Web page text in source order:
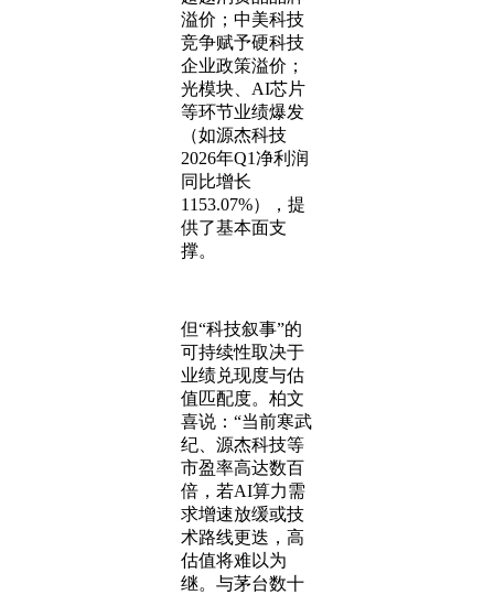
溢价；中美科技
竞争赋予硬科技
企业政策溢价；
光模块、AI芯片
等环节业绩爆发
（如源杰科技
2026年Q1净利润
同比增长
1153.07%），提
供了基本面支
撑。
但“科技叙事”的
可持续性取决于
业绩兑现度与估
值匹配度。柏文
喜说：“当前寒武
纪、源杰科技等
市盈率高达数百
倍，若AI算力需
求增速放缓或技
术路线更迭，高
估值将难以为
继。与茅台数十